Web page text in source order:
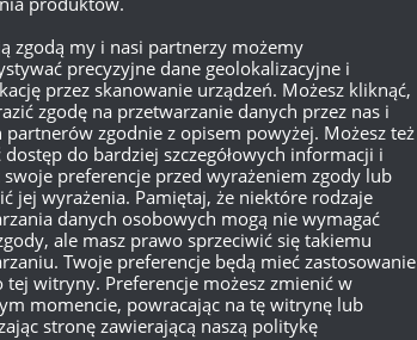
i nie jest stałą wartością. Oznacza to,
będzie tracił kamuflaż po każdym
zmieniający pomiędzy strzałami
strzału nie ruszy się z miejsca,
strzale mniejszą utratę kamuflażu,
się szansa na wykrycie pojazdów z
i jednocześnie zwiększy się po
system kamuflażu i wykrywania, który
zgodą my i nasi partnerzy możemy
precyzyjne dane geolokalizacyjne i
przez skanowanie urządzeń. Możesz kliknąć,
zgodę na przetwarzanie danych przez nas i
partnerów zgodnie z opisem powyżej. Możesz też
dostęp do bardziej szczegółowych informacji i
preferencje przed wyrażeniem zgody lub
jej wyrażenia. Pamiętaj, że niektóre rodzaje
danych osobowych mogą nie wymagać
ale masz prawo sprzeciwić się takiemu
Twoje preferencje będą mieć zastosowanie
tej witryny. Preferencje możesz zmienić w
momencie, powracając na tę witrynę lub
stronę zawierającą naszą politykę